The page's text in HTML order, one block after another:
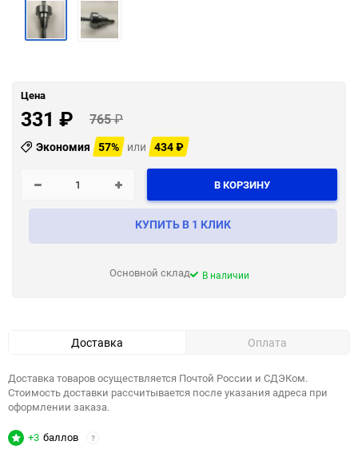
Цена
331 ₽ 765₽
Экономия 57% или 434₽
В КОРЗИНУ
КУПИТЬ В 1 КЛИК
Основной склад В наличии
Доставка Оплата
Доставка товаров осуществляется Почтой России и СДЭКом.
Стоимость доставки рассчитывается после указания адреса при
оформлении заказа.
+3 баллов ?